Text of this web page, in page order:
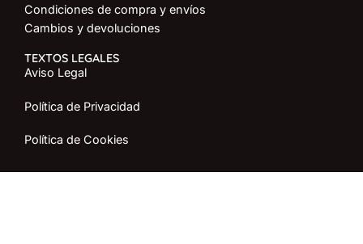
Condiciones de compra y envíos
Cambios y devoluciones
TEXTOS LEGALES
Aviso Legal
Política de Privacidad
Política de Cookies